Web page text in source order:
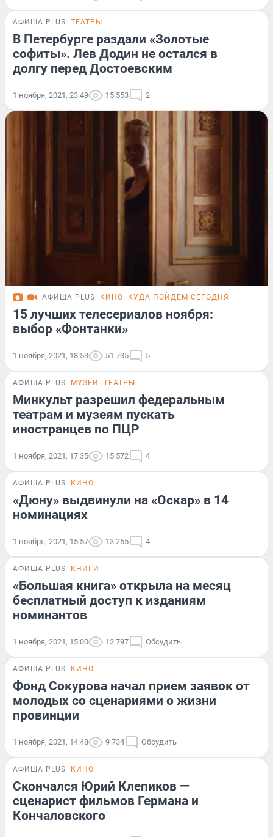
АФИША PLUS ТЕАТРЫ
В Петербурге раздали «Золотые
софиты». Лев Додин не остался в
долгу перед Достоевским
1 ноября, 2021, 23:49 15 553 2
АФИША PLUS КИНО КУДА ПОЙДЕМ СЕГОДНЯ
15 лучших телесериалов ноября:
выбор «Фонтанки»
1 ноября, 2021, 18:53 51 735 5
АФИША PLUS МУЗЕИ ТЕАТРЫ
Минкульт разрешил федеральным
театрам и музеям пускать
иностранцев по ПЦР
1 ноября, 2021, 17:35 15 572 4
АФИША PLUS КИНО
«Дюну» выдвинули на «Оскар» в 14
номинациях
1 ноября, 2021, 15:57 13 265 4
АФИША PLUS КНИГИ
«Большая книга» открыла на месяц
бесплатный доступ к изданиям
номинантов
1 ноября, 2021, 15:00 12 797 Обсудить
АФИША PLUS КИНО
Фонд Сокурова начал прием заявок от
молодых со сценариями о жизни
провинции
1 ноября, 2021, 14:48 9 734 Обсудить
АФИША PLUS КИНО
Скончался Юрий Клепиков —
сценарист фильмов Германа и
Кончаловского